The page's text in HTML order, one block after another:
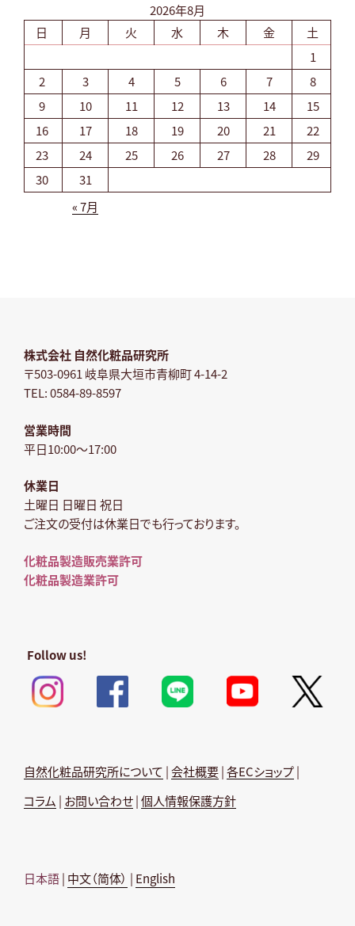
2026年8月
日
月 火 水 木 金
土
1
2
3 4 5 6 7
8
9
10 11 12 13 14
15
16
17 18 19 20 21
22
23
24 25 26 27 28
29
30
31
« 7月
株式会社 自然化粧品研究所
〒503-0961 岐阜県大垣市青柳町 4-14-2
TEL: 0584-89-8597
営業時間
平日10:00～17:00
休業日
土曜日 日曜日 祝日
ご注文の受付は休業日でも行っております。
化粧品製造販売業許可
化粧品製造業許可
Follow us!
自然化粧品研究所について |会社概要|各ECショップ|
コラム | お問い合わせ|個人情報保護方針
日本語| 中文（简体） | English